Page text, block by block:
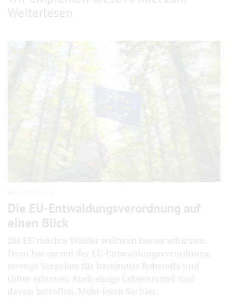
Weiterlesen
Die EU-Entwaldungsverordnung auf
einen Blick
Die EU möchte Wälder weltweit besser schützen.
Dazu hat sie mit der EU-Entwaldungsverordnung
strenge Vorgaben für bestimmte Rohstoffe und
Güter erlassen. Auch einige Lebensmittel sind
davon betroffen. Mehr lesen Sie hier.